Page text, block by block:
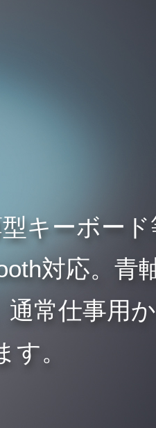
キーボード
対応。青
常仕事用
。